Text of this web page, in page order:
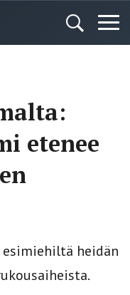
etenee
esimiehiltä heidän